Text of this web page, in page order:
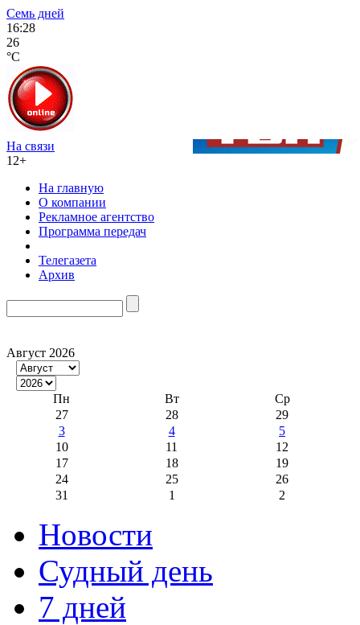
Семь дней
16:28
26
°C
На связи
12+
На главную
О компании
Рекламное агентство
Программа передач
Телегазета
Архив
Август 2026
Пн Вт
Ср
27
28
29
3
4
5
10
11
12
17
18
19
24
25
26
31
1 2
Новости
Судный день
7 дней